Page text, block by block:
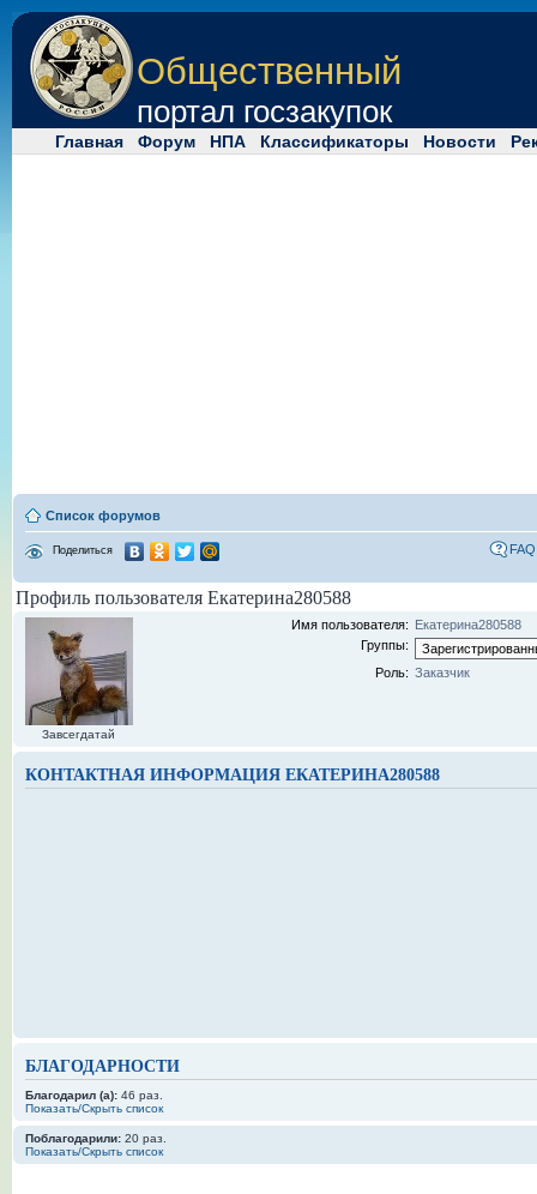
Общественный
портал госзакупок
Главная Форум НПА Классификаторы Новости
Список форумов
Поделиться FAQ
Профиль пользователя Екатерина280588
Завсегдатай
Имя пользователя: Екатерина280588
Группы:
Роль: Заказчик
КОНТАКТНАЯ ИНФОРМАЦИЯ ЕКАТЕРИНА280588
БЛАГОДАРНОСТИ
Благодарил (а): 46 раз.
Показать/Скрыть список
Поблагодарили: 20 раз.
Показать/Скрыть список